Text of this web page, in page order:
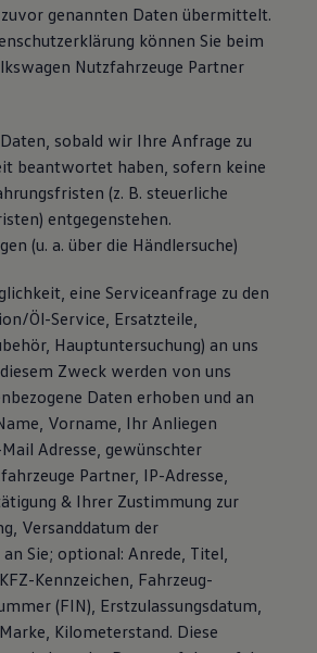
genannten Daten übermittelt.
können Sie beim
Nutzfahrzeuge Partner
sobald wir Ihre Anfrage zu
beantwortet haben, sofern keine
(z. B. steuerliche
entgegenstehen.
(u. a. über die Händlersuche)
eine Serviceanfrage zu den
Öl-Service, Ersatzteile,
Hauptuntersuchung) an uns
Zweck werden von uns
Daten erhoben und an
Vorname, Ihr Anliegen
Adresse, gewünschter
Partner, IP-Adresse,
& Ihrer Zustimmung zur
Versanddatum der
Sie; optional: Anrede, Titel,
Kennzeichen, Fahrzeug-
(FIN), Erstzulassungsdatum,
Kilometerstand. Diese